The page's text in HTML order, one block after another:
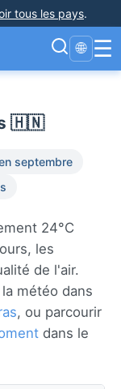
tous les pays.
🌐 ☰
🇭🇳
septembre
24°C
les
de l'air.
météo dans
, ou parcourir
dans le